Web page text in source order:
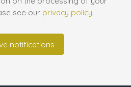
see our privacy policy.
notifications